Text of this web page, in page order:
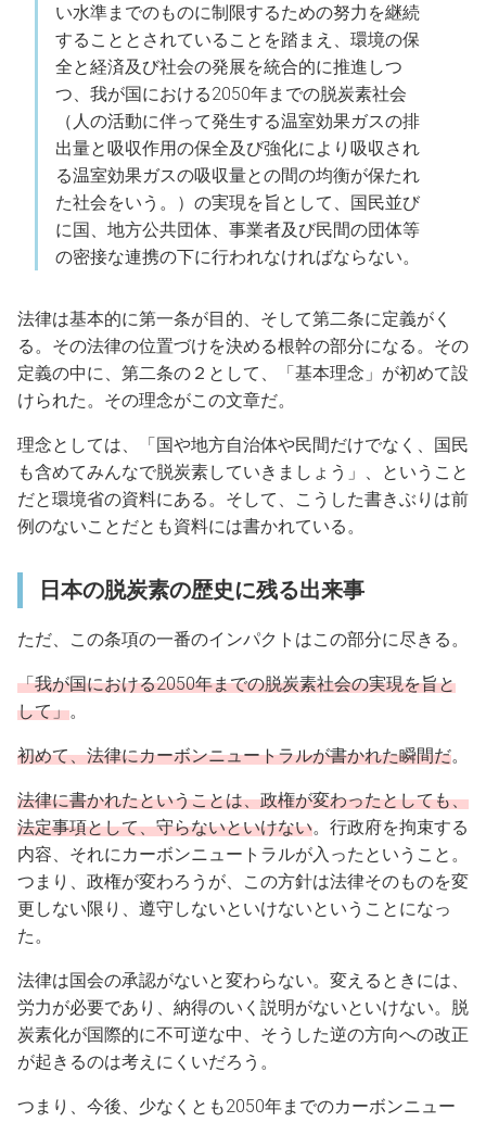
い水準までのものに制限するための努力を継続
することとされていることを踏まえ、環境の保
全と経済及び社会の発展を統合的に推進しつ
つ、我が国における2050年までの脱炭素社会
（人の活動に伴って発生する温室効果ガスの排
出量と吸収作用の保全及び強化により吸収され
る温室効果ガスの吸収量との間の均衡が保たれ
た社会をいう。）の実現を旨として、国民並び
に国、地方公共団体、事業者及び民間の団体等
の密接な連携の下に行われなければならない。
法律は基本的に第一条が目的、そして第二条に定義がく
る。その法律の位置づけを決める根幹の部分になる。その
定義の中に、第二条の２として、「基本理念」が初めて設
けられた。その理念がこの文章だ。
理念としては、「国や地方自治体や民間だけでなく、国民
も含めてみんなで脱炭素していきましょう」、ということ
だと環境省の資料にある。そして、こうした書きぶりは前
例のないことだとも資料には書かれている。
日本の脱炭素の歴史に残る出来事
ただ、この条項の一番のインパクトはこの部分に尽きる。
「我が国における2050年までの脱炭素社会の実現を旨と
して」。
初めて、法律にカーボンニュートラルが書かれた瞬間だ。
法律に書かれたということは、政権が変わったとしても、
法定事項として、守らないといけない。行政府を拘束する
内容、それにカーボンニュートラルが入ったということ。
つまり、政権が変わろうが、この方針は法律そのものを変
更しない限り、遵守しないといけないということになっ
た。
法律は国会の承認がないと変わらない。変えるときには、
労力が必要であり、納得のいく説明がないといけない。脱
炭素化が国際的に不可逆な中、そうした逆の方向への改正
が起きるのは考えにくいだろう。
つまり、今後、少なくとも2050年までのカーボンニュー